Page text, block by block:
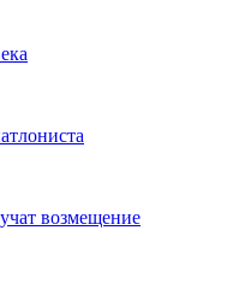
возмещение